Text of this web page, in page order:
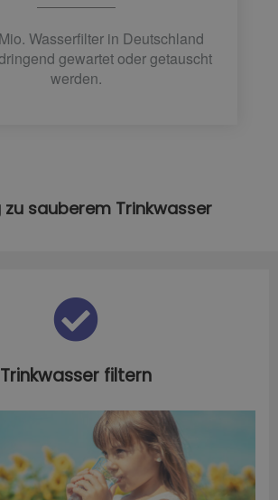
Wasserfilter in Deutschland
gewartet oder getauscht
werden.
zu sauberem Trinkwasser
Trinkwasser filtern